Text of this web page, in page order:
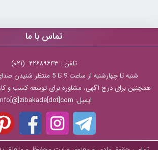
تماس با ما
تلفن : ۲۲۶۸۹۶۴۳ (۰۲۱)
شنبه تا چهارشنبه از ساعت 9 تا 5 منتظر شنیدن صدای گرم شما هستیم.
همچنین برای درج آگهی، مشاوره برای توسعه کسب و
ایمیل: info[@]zibakade[dot]com